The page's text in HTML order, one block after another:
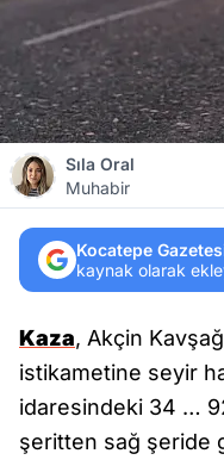
Sıla Oral
Muhabir
Kocatepe
kaynak olarak
Kaza, Akçin
istikametine seyir
idaresindeki 34 …
şeritten sağ şeride